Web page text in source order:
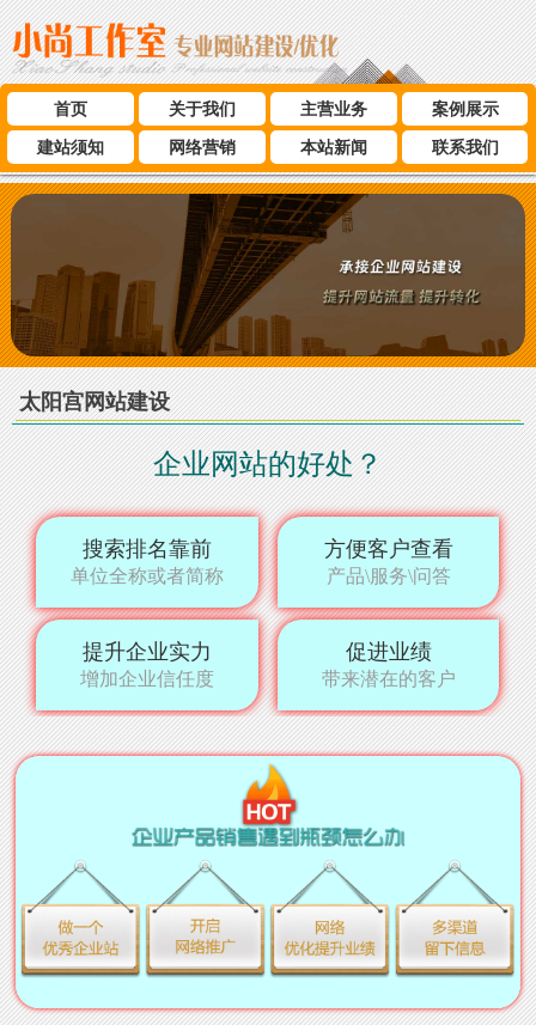
首页 关于我们 主营业务
案例展示
建站须知
网络营销 本站新闻 联系我们
太阳宫网站建设
企业网站的好处？
搜索排名靠前
单位全称或者简称
方便客户查看
产品\服务\问答
提升企业实力
增加企业信任度
促进业绩
带来潜在的客户